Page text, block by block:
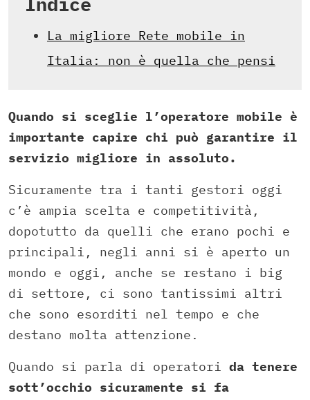
La migliore Rete mobile in
Italia: non è quella che pensi
Quando si sceglie l’operatore mobile è
importante capire chi può garantire il
servizio migliore in assoluto.
Sicuramente tra i tanti gestori oggi
c’è ampia scelta e competitività,
dopotutto da quelli che erano pochi e
principali, negli anni si è aperto un
mondo e oggi, anche se restano i big
di settore, ci sono tantissimi altri
che sono esorditi nel tempo e che
destano molta attenzione.
Quando si parla di operatori da tenere
sott’occhio sicuramente si fa